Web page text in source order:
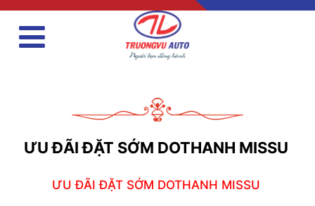
ƯU ĐÃI ĐẶT SỚM DOTHANH MISSU
ƯU ĐÃI ĐẶT SỚM DOTHANH MISSU